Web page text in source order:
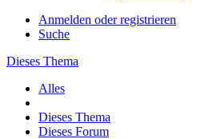
Anmelden oder registrieren
Suche
Dieses Thema
Alles
Dieses Thema
Dieses Forum